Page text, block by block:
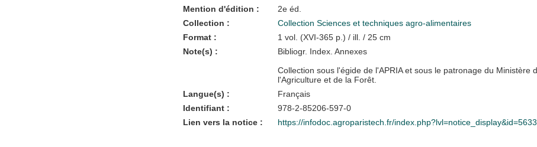
Mention d'édition :
2e éd.
Collection :
Collection Sciences et techniques agro-alimentaires
Format :
1 vol. (XVI-365 p.) / ill. / 25 cm
Note(s) :
Bibliogr. Index. Annexes
Collection sous l'égide de l'APRIA et sous le patronage du
l'Agriculture et de la Forêt.
Langue(s) :
Français
Identifiant :
978-2-85206-597-0
Lien vers la notice :
https://infodoc.agroparistech.fr/